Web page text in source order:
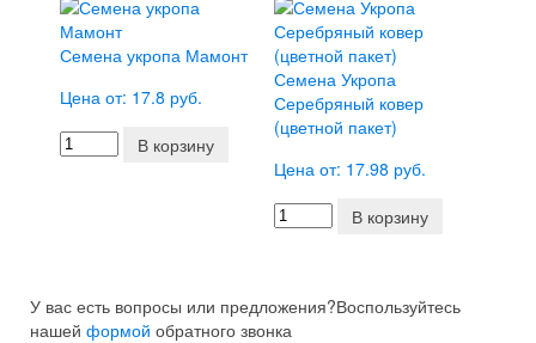
Семена укропа Мамонт
Цена от: 17.8 руб.
В корзину
Семена Укропа
Серебряный ковер
(цветной пакет)
Цена от: 17.98 руб.
В корзину
У вас есть вопросы или предложения?Воспользуйтесь
нашей формой обратного звонка